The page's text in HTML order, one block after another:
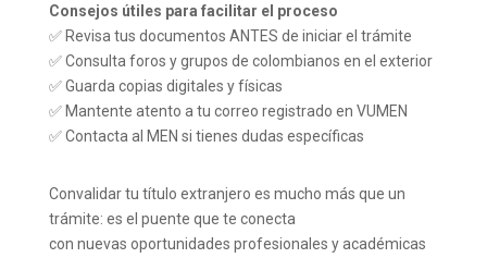
Consejos útiles para facilitar el proceso
✅ Revisa tus documentos ANTES de iniciar el trámite
✅ Consulta foros y grupos de colombianos en el exterior
✅ Guarda copias digitales y físicas
✅ Mantente atento a tu correo registrado en VUMEN
✅ Contacta al MEN si tienes dudas específicas
Convalidar tu título extranjero es mucho más que un
trámite: es el puente que te conecta
con nuevas oportunidades profesionales y académicas